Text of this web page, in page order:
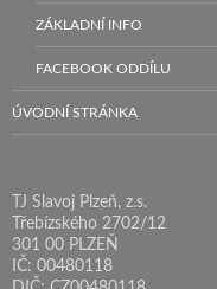
ZÁKLADNÍ INFO
FACEBOOK ODDÍLU
ÚVODNÍ STRÁNKA
TJ Slavoj Plzeň, z.s.
Třebízského 2702/12
301 00 PLZEŇ
IČ: 00480118